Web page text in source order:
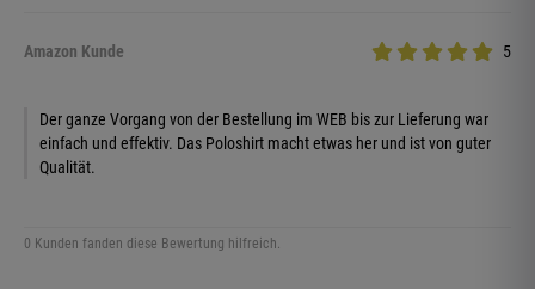
Amazon Kunde 5
Der ganze Vorgang von der Bestellung im WEB bis zur Lieferung war
einfach und effektiv. Das Poloshirt macht etwas her und ist von guter
Qualität.
0 Kunden fanden diese Bewertung hilfreich.